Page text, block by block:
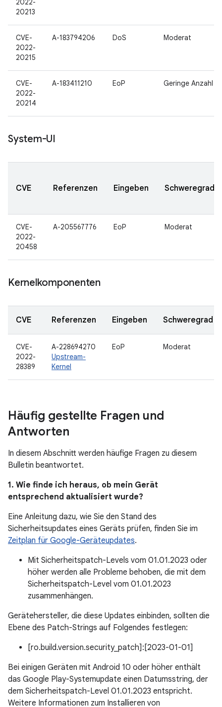
2022-
20213
CVE-
2022-
20215
A-183794206 DoS Moderat
CVE-
2022-
20214
A-183411210 EoP Geringe Anzahl
System-UI
CVE Referenzen Eingeben Schweregrad
CVE-
2022-
20458
A-205567776 EoP Moderat
Kernelkomponenten
CVE Referenzen Eingeben Schweregrad
CVE-
2022-
28389
A-228694270
Upstream-
Kernel
EoP Moderat
Häufig gestellte Fragen und
Antworten
In diesem Abschnitt werden häufige Fragen zu diesem
Bulletin beantwortet.
1. Wie finde ich heraus, ob mein Gerät
entsprechend aktualisiert wurde?
Eine Anleitung dazu, wie Sie den Stand des
Sicherheitsupdates eines Geräts prüfen, finden Sie im
Zeitplan für Google-Geräteupdates.
Mit Sicherheitspatch-Levels vom 01.01.2023 oder
höher werden alle Probleme behoben, die mit dem
Sicherheitspatch-Level vom 01.01.2023
zusammenhängen.
Gerätehersteller, die diese Updates einbinden, sollten die
Ebene des Patch-Strings auf Folgendes festlegen:
[ro.build.version.security_patch]:[2023-01-01]
Bei einigen Geräten mit Android 10 oder höher enthält
das Google Play-Systemupdate einen Datumsstring, der
dem Sicherheitspatch-Level 01.01.2023 entspricht.
Weitere Informationen zum Installieren von